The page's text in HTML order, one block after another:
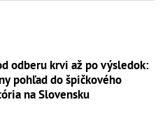
odberu krvi až po výsledok:
pohľad do špičkového
na Slovensku